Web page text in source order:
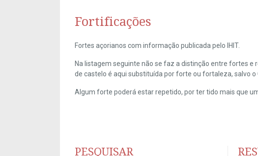
Fortificações
Fortes açorianos com informação publicada pelo IHIT.
Na listagem seguinte não se faz a distinção entre fortes e
de castelo é aqui substituída por forte ou fortaleza, salvo o
Algum forte poderá estar repetido, por ter tido mais que
PESQUISAR